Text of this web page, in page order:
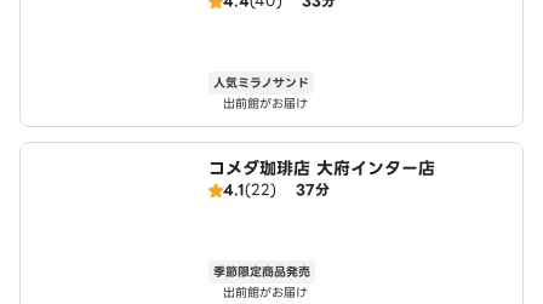
人気ミラノサンド
出前館がお届け
コメダ珈琲店 大府インター店
4.1(22) 37分
季節限定商品発売
出前館がお届け